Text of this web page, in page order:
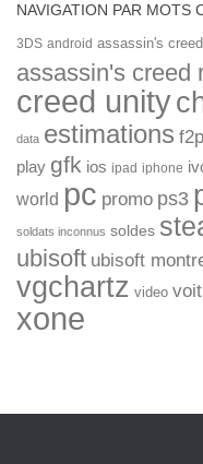
NAVIGATION PAR MOTS
3DS android assassin's creed
assassin's creed
creed unity
data estimations f2p
play gfk ios ipad iphone
world pc promo ps3
soldats inconnus soldes
ubisoft ubisoft
vgchartz video
xone